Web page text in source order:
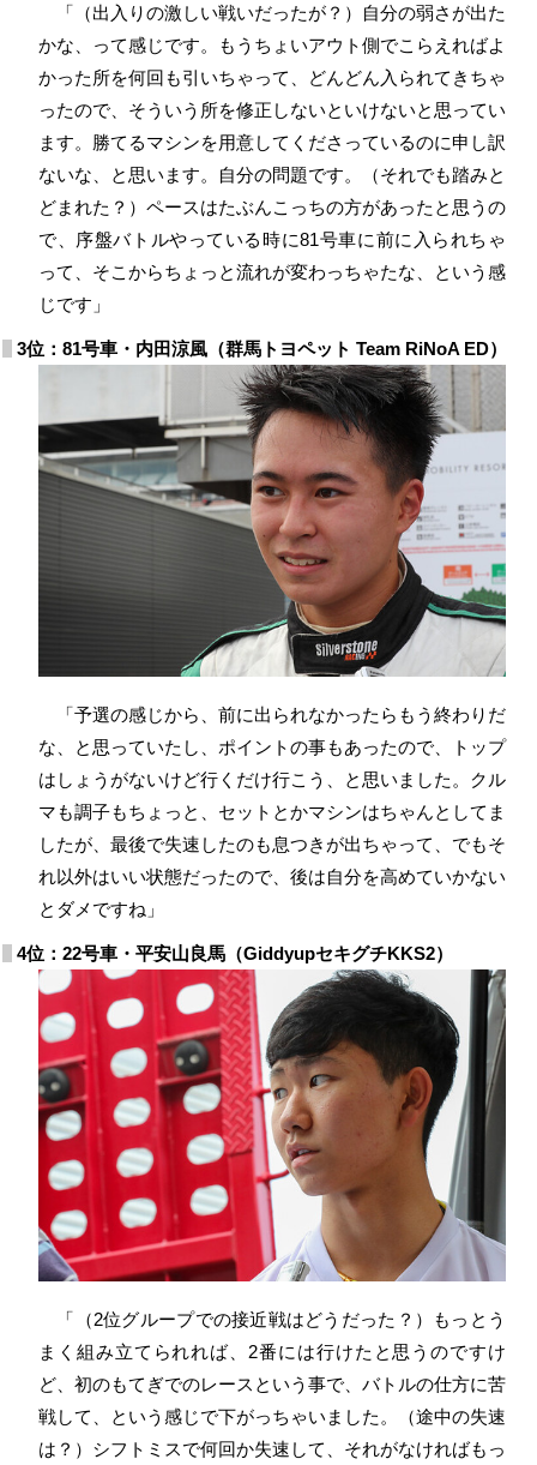
「（出入りの激しい戦いだったが？）自分の弱さが出た
かな、って感じです。もうちょいアウト側でこらえればよ
かった所を何回も引いちゃって、どんどん入られてきちゃ
ったので、そういう所を修正しないといけないと思ってい
ます。勝てるマシンを用意してくださっているのに申し訳
ないな、と思います。自分の問題です。（それでも踏みと
どまれた？）ペースはたぶんこっちの方があったと思うの
で、序盤バトルやっている時に81号車に前に入られちゃ
って、そこからちょっと流れが変わっちゃたな、という感
じです」
3位：81号車・内田涼風（群馬トヨペット Team RiNoA ED）
「予選の感じから、前に出られなかったらもう終わりだ
な、と思っていたし、ポイントの事もあったので、トップ
はしょうがないけど行くだけ行こう、と思いました。クル
マも調子もちょっと、セットとかマシンはちゃんとしてま
したが、最後で失速したのも息つきが出ちゃって、でもそ
れ以外はいい状態だったので、後は自分を高めていかない
とダメですね」
4位：22号車・平安山良馬（GiddyupセキグチKKS2）
「（2位グループでの接近戦はどうだった？）もっとう
まく組み立てられれば、2番には行けたと思うのですけ
ど、初のもてぎでのレースという事で、バトルの仕方に苦
戦して、という感じで下がっちゃいました。（途中の失速
は？）シフトミスで何回か失速して、それがなければもっ